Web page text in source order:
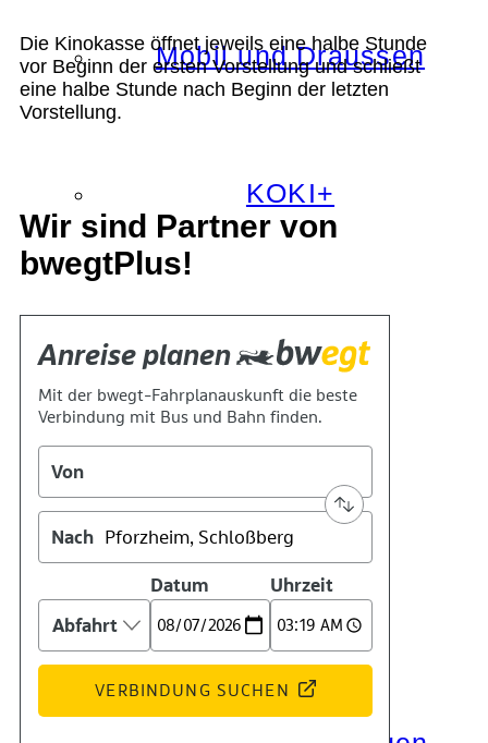
Mobil und Draussen
KOKI+
Das Team
Die Kinokasse öffnet jeweils eine halbe Stunde
vor Beginn der ersten Vorstellung und schließt
eine halbe Stunde nach Beginn der letzten
Vorstellung.
Wir sind Partner von
bwegtPlus!